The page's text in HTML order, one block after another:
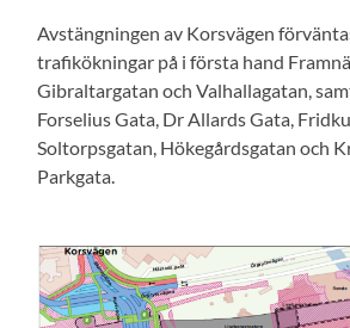
Avstängningen av Korsvägen
trafikökningar på i första hand
Gibraltargatan och Valhallagatan,
Forselius Gata, Dr Allards Gata,
Soltorpsgatan, Hökegårdsgatan och
Parkgata.